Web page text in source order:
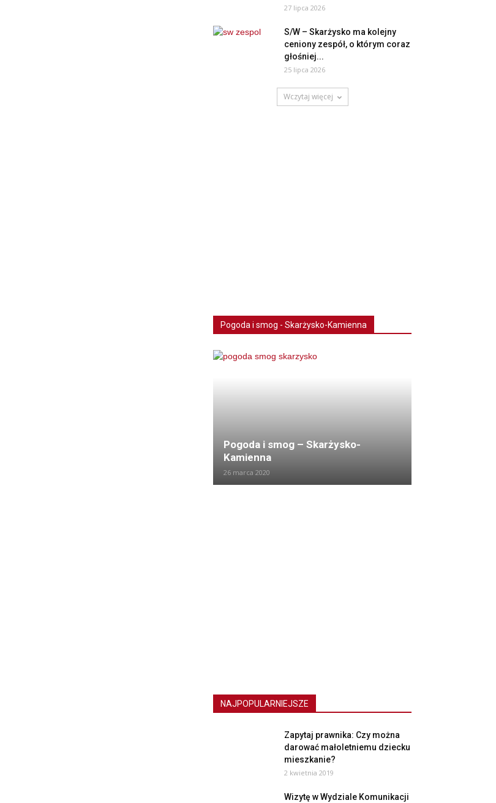
27 lipca 2026
S/W – Skarżysko ma kolejny
ceniony zespół, o którym coraz
głośniej...
25 lipca 2026
Wczytaj więcej
Pogoda i smog - Skarżysko-Kamienna
Pogoda i smog – Skarżysko-
Kamienna
26 marca 2020
NAJPOPULARNIEJSZE
Zapytaj prawnika: Czy można
darować małoletniemu dziecku
mieszkanie?
2 kwietnia 2019
Wizytę w Wydziale Komunikacji